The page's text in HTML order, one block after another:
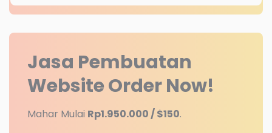
Jasa Pembuatan
WebsiteOrder Now!
Mahar Mulai Rp1.950.000 / $150.